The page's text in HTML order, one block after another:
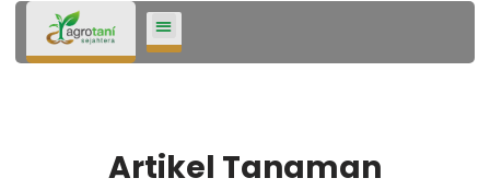
Lompat
Artikel Tanaman